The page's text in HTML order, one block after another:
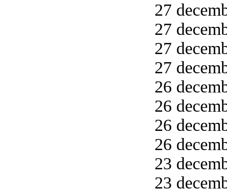
27
27
27
27
26
26
26
26
23
23